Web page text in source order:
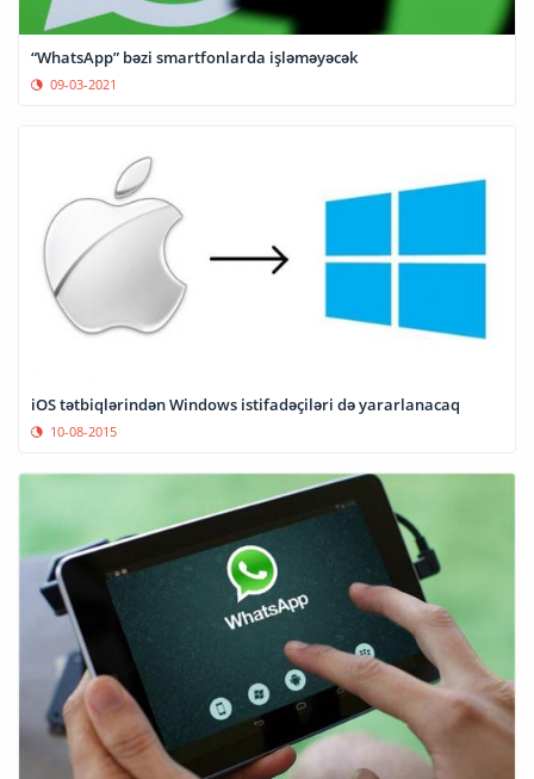
“WhatsApp” bəzi smartfonlarda işləməyəcək
09-03-2021
iOS tətbiqlərindən Windows istifadəçiləri də yararlanacaq
10-08-2015